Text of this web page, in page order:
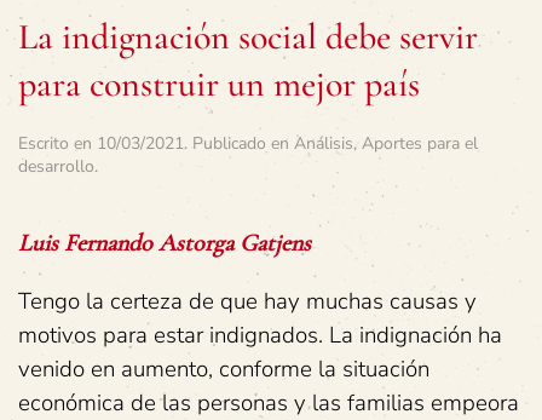
La indignación social debe servir
para construir un mejor país
Escrito en 10/03/2021. Publicado en Análisis, Aportes para el
desarrollo.
Luis Fernando Astorga Gatjens
Tengo la certeza de que hay muchas causas y
motivos para estar indignados. La indignación ha
venido en aumento, conforme la situación
económica de las personas y las familias empeora